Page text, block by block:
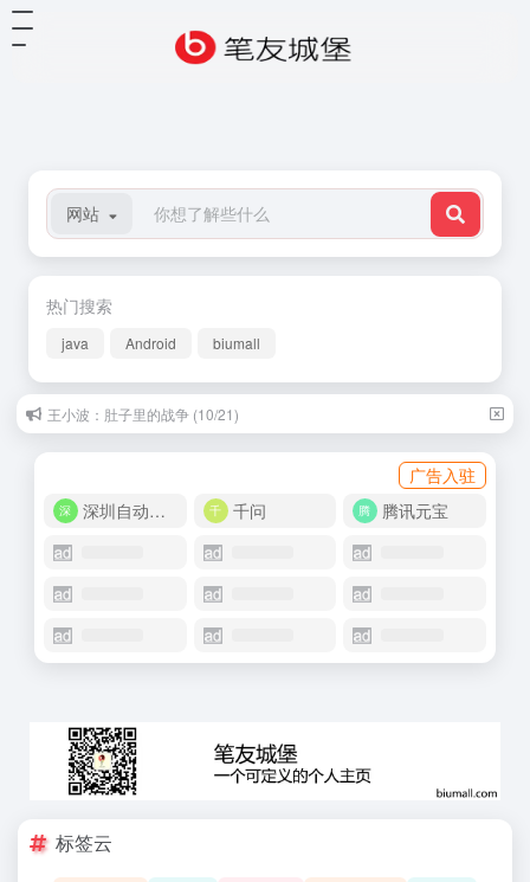
网站
热门搜索
java Android biumall
王小波：肚子里的战争 (10/21)
广告入驻
深圳自动化商城
千问 腾讯元宝
标签云